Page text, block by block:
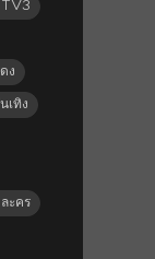
ง
เทิง
ละคร